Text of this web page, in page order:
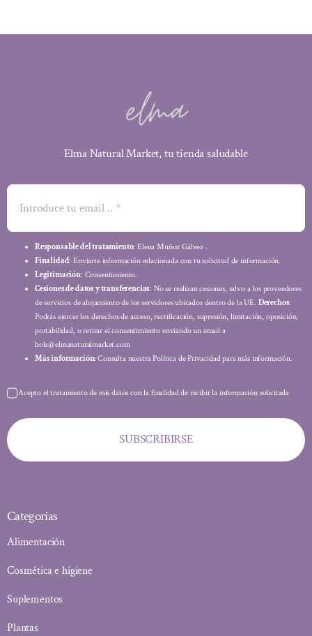
Elma Natural Market, tu tienda saludable
Responsable del tratamiento: Elena Muñoz Gálvez .
Finalidad: Enviarte información relacionada con tu solicitud de información.
Legitimación: Consentimiento.
Cesiones de datos y transferencias: No se realizan cesiones, salvo a los proveedores
de servicios de alojamiento de los servidores ubicados dentro de la UE. Derechos:
Podrás ejercer los derechos de acceso, rectificación, supresión, limitación, oposición,
portabilidad, o retirar el consentimiento enviando un email a
hola@elmanaturalmarket.com
Más información: Consulta nuestra Política de Privacidad para más información.
Acepto el tratamiento de mis datos con la finalidad de recibir la información solicitada
SUBSCRIBIRSE
Categorías
Alimentación
Cosmética e higiene
Suplementos
Plantas